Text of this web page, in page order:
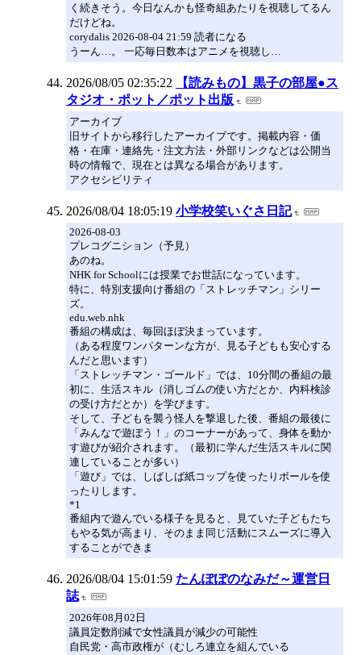
く続きそう。今日なんかも怪奇組あたりを視聴してるん
だけどね。
corydalis 2026-08-04 21:59 読者になる
うーん…。 一応毎日数本はアニメを視聴し…
2026/08/05 02:35:22
【読みもの】黒子の部屋●ス
タジオ・ポット／ポット出版
アーカイブ
旧サイトから移行したアーカイブです。掲載内容・価
格・在庫・連絡先・注文方法・外部リンクなどは公開当
時の情報で、現在とは異なる場合があります。
アクセシビリティ
2026/08/04 18:05:19 小学校笑いぐさ日記
2026-08-03
プレコグニション（予見）
あのね。
NHK for Schoolには授業でお世話になっています。
特に、特別支援向け番組の「ストレッチマン」シリー
ズ。
edu.web.nhk
番組の構成は、毎回ほぼ決まっています。
（ある程度ワンパターンな方が、見る子どもも安心する
んだと思います）
「ストレッチマン・ゴールド」では、10分間の番組の最
初に、生活スキル（消しゴムの使い方だとか、内科検診
の受け方だとか）を学びます。
そして、子どもを襲う怪人を撃退した後、番組の最後に
「みんなで遊ぼう！」のコーナーがあって、身体を動か
す遊びが紹介されます。（最初に学んだ生活スキルに関
連していることが多い）
「遊び」では、しばしば紙コップを使ったりボールを使
ったりします。
*1
番組内で遊んでいる様子を見ると、見ていた子どもたち
もやる気が高まり、そのまま同じ活動にスムーズに導入
することができま
2026/08/04 15:01:59 たんぽぽのなみだ～運営日
誌
2026年08月02日
議員定数削減で女性議員が減少の可能性
自民党・高市政権が（むしろ連立を組んでいる